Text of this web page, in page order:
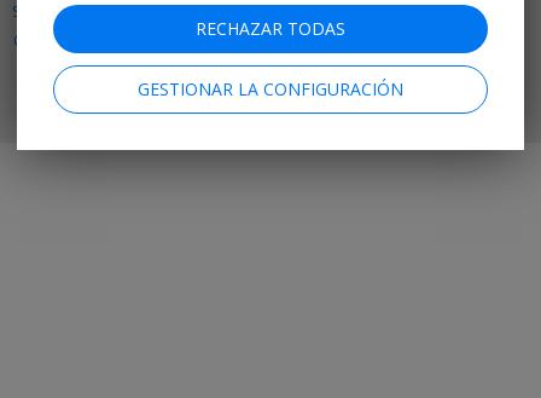
SOBRE NOSOTROS TRABAJO INVERSORES AYUDA
PRIVACIDAD
CONDICIONES DEL SERVICIO
MAPA DEL SITIO
AVISO LEGAL
PRENSA
ACCESIBILIDAD
COLABORA CON NOSOTROS
RECHAZAR TODAS
GESTIONAR LA CONFIGURACIÓN